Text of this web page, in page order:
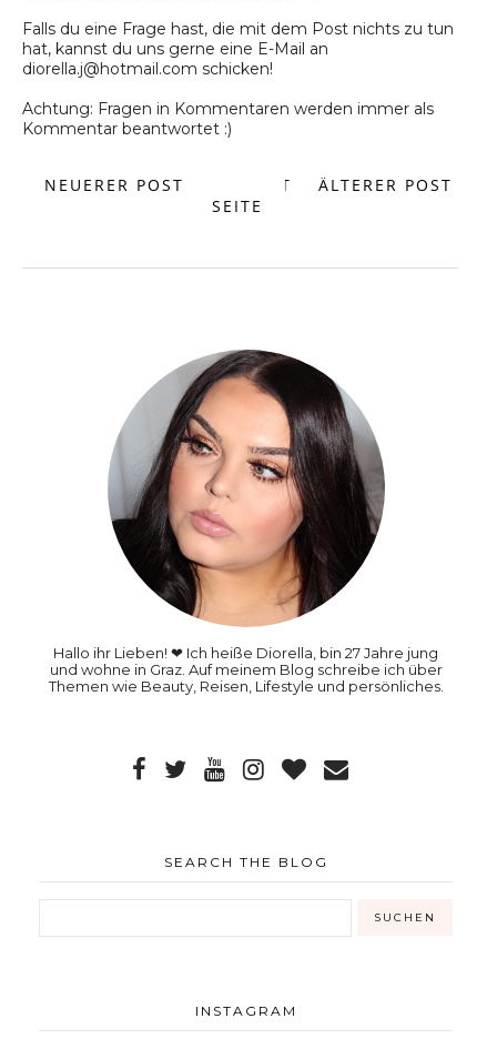
Falls du eine Frage hast, die mit dem Post nichts zu tun
hat, kannst du uns gerne eine E-Mail an
diorella.j@hotmail.com schicken!
Achtung: Fragen in Kommentaren werden immer als
Kommentar beantwortet :)
NEUERER POST ÄLTERER POST
START
SEITE
Hallo ihr Lieben! ❤ Ich heiße Diorella, bin 27 Jahre jung
und wohne in Graz. Auf meinem Blog schreibe ich über
Themen wie Beauty, Reisen, Lifestyle und persönliches.
SEARCH THE BLOG
INSTAGRAM